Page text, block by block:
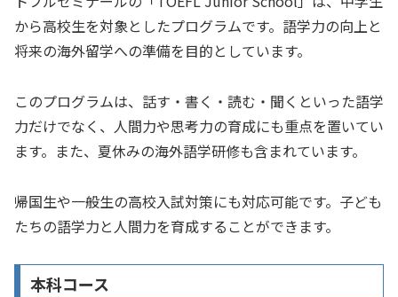
から高校生を対象としたプログラムです。語学力の向上と
将来の海外留学への準備を目的としています。
このプログラムは、話す・書く・読む・聞くといった語学
力だけでなく、人間力や思考力の育成にも重点を置いてい
ます。また、夏休みの海外語学研修も含まれています。
帰国生や一般生の高校入試対策にも対応可能です。子ども
たちの語学力と人間力を育成することができます。
本科コース